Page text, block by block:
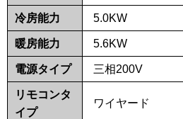
冷房能力 5.0KW
暖房能力 5.6KW
電源タイプ 三相200V
リモコンタ
イプ
ワイヤード